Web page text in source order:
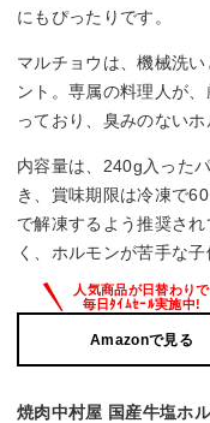
にもぴったりです。
マルチョウは、機械洗
ント。専属の料理人が
っており、臭みのないホ
内容量は、240g入った
き、賞味期限は冷凍で
で解凍するよう推奨さ
く、ホルモンが苦手な
Amazonで見る
焼肉中村屋 国産牛塩ホ